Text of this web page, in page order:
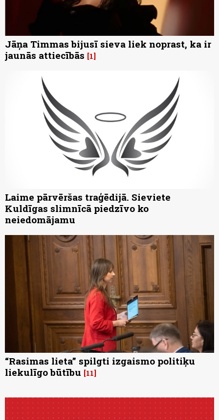
Jāņa Timmas bijusī sieva liek noprast, ka ir
jaunās attiecībās 1
Laime pārvēršas traģēdijā. Sieviete
Kuldīgas slimnīcā piedzīvo ko
neiedomājamu
“Rasimas lieta” spilgti izgaismo politiķu
liekulīgo būtību 11